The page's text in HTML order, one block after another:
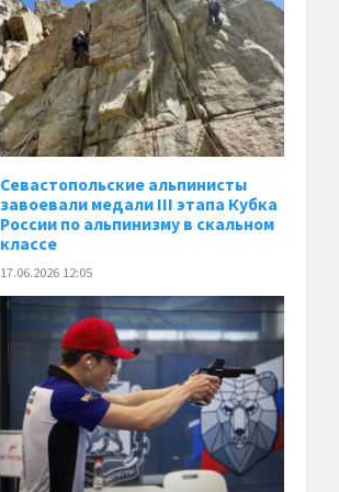
Севастопольские альпинисты
завоевали медали III этапа Кубка
России по альпинизму в скальном
классе
17.06.2026 12:05